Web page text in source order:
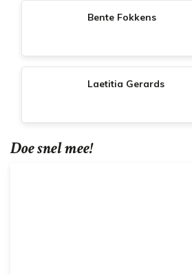
Bente Fokkens
Laetitia Gerards
Doe snel mee!